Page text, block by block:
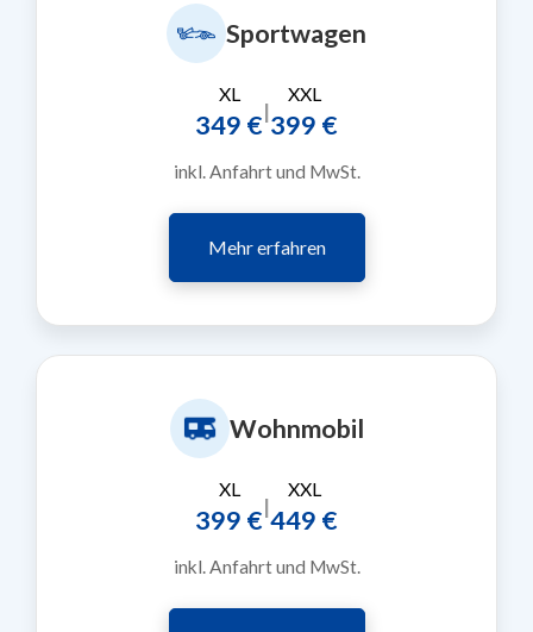
Sportwagen
XL
349 €|
XXL
399 €
inkl. Anfahrt und MwSt.
Mehr erfahren
Wohnmobil
XL
399 €|
XXL
449 €
inkl. Anfahrt und MwSt.